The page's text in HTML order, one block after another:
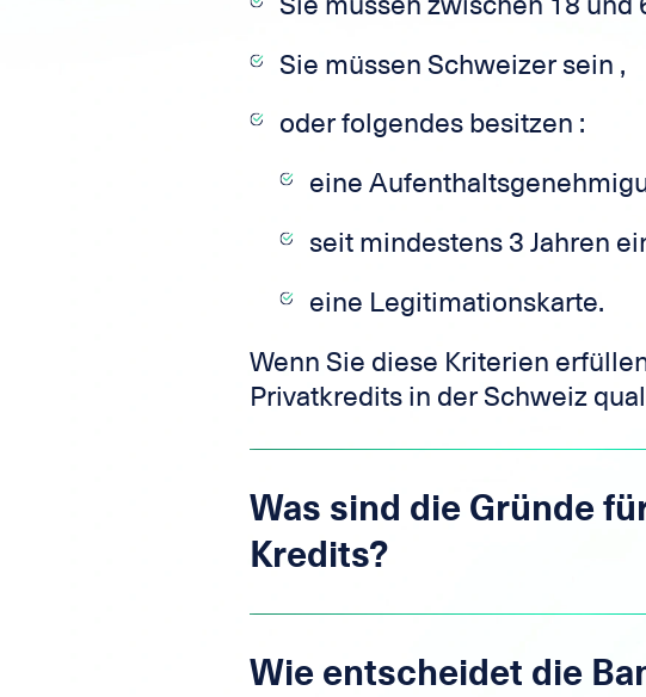
Sie müssen Schweizer sein ,
oder folgendes besitzen :
eine
seit mindestens 3 Jahren
eine Legitimationskarte.
Wenn Sie diese Kriterien
Privatkredits in der Schweiz
Was sind die Gründe
Kredits?
Wie entscheidet die